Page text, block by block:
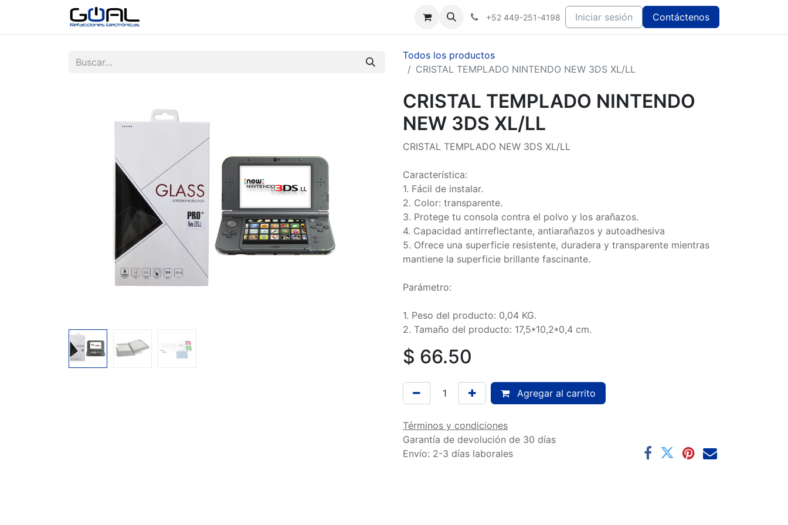
+52 449-251-4198 Iniciar sesión Contáctenos
Todos los productos
CRISTAL TEMPLADO NINTENDO NEW 3DS XL/LL
CRISTAL TEMPLADO NINTENDO
NEW 3DS XL/LL
CRISTAL TEMPLADO NEW 3DS XL/LL
Característica:
1. Fácil de instalar.
2. Color: transparente.
3. Protege tu consola contra el polvo y los arañazos.
4. Capacidad antirreflectante, antiarañazos y autoadhesiva
5. Ofrece una superficie resistente, duradera y transparente mientras
mantiene la superficie brillante fascinante.
Parámetro:
1. Peso del producto: 0,04 KG.
2. Tamaño del producto: 17,5*10,2*0,4 cm.
$ 66.50
Agregar al carrito
Términos y condiciones
Garantía de devolución de 30 días
Envío: 2-3 días laborales